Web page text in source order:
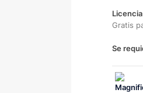
Gratis
Se